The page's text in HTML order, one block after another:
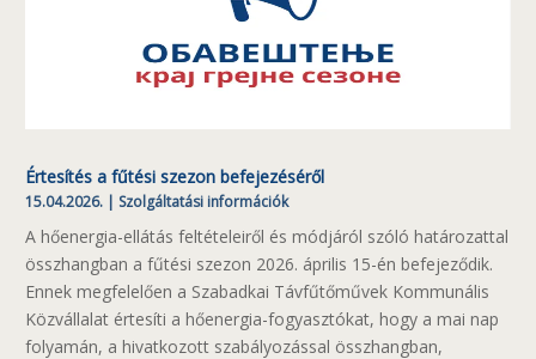
Értesítés a fűtési szezon befejezéséről
15.04.2026. | Szolgáltatási információk
A hőenergia-ellátás feltételeiről és módjáról szóló határozattal
összhangban a fűtési szezon 2026. április 15-én befejeződik.
Ennek megfelelően a Szabadkai Távfűtőművek Kommunális
Közvállalat értesíti a hőenergia-fogyasztókat, hogy a mai nap
folyamán, a hivatkozott szabályozással összhangban,